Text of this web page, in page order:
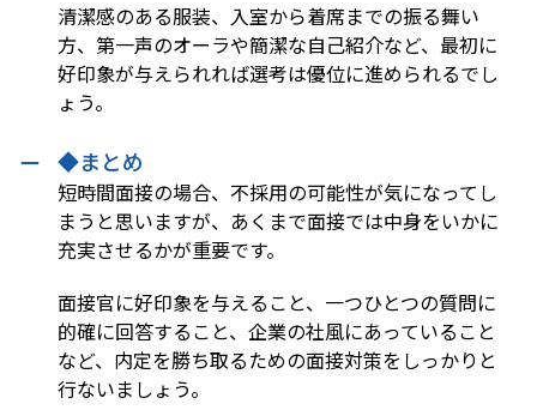
清潔感のある服装、入室から着席までの振る舞い
方、第一声のオーラや簡潔な自己紹介など、最初に
好印象が与えられれば選考は優位に進められるでし
ょう。
◆まとめ
短時間面接の場合、不採用の可能性が気になってし
まうと思いますが、あくまで面接では中身をいかに
充実させるかが重要です。
面接官に好印象を与えること、一つひとつの質問に
的確に回答すること、企業の社風にあっていること
など、内定を勝ち取るための面接対策をしっかりと
行ないましょう。